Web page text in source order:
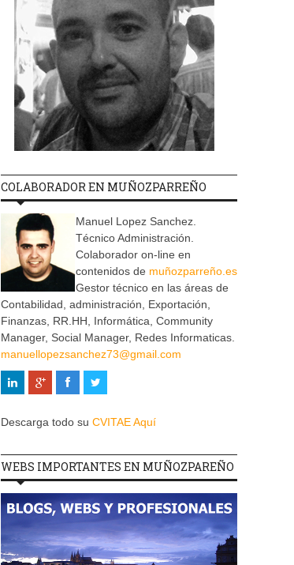
COLABORADOR EN MUÑOZPARREÑO
Manuel Lopez Sanchez.
Técnico Administración.
Colaborador on-line en
contenidos de muñozparreño.es
Gestor técnico en las áreas de
Contabilidad, administración, Exportación,
Finanzas, RR.HH, Informática, Community
Manager, Social Manager, Redes Informaticas.
manuellopezsanchez73@gmail.com
Descarga todo su CVITAE Aquí
WEBS IMPORTANTES EN MUÑOZPAREÑO